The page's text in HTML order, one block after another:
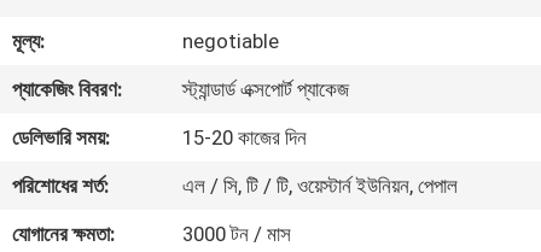
ভ্রমণ
মান
নিয়ন্ত্রণ
মূল্য:
negotiable
প্যাকেজিং বিবরণ:
স্ট্যান্ডার্ড এক্সপোর্ট প্যাকেজ
ডেলিভারি সময়:
15-20 কাজের দিন
পরিশোধের শর্ত:
এল / সি, টি / টি, ওয়েস্টার্ন ইউনিয়ন, পেপাল
যোগানের ক্ষমতা:
3000 টন / মাস